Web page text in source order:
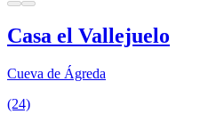
Casa el Vallejuelo
Cueva de Ágreda
(24)